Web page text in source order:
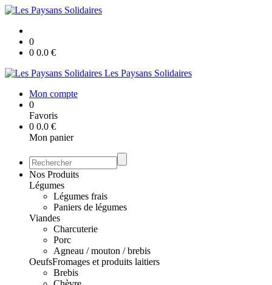
0
0 0.0 €
Les Paysans Solidaires
Mon compte
0
Favoris
0 0.0 €
Mon panier
Nos Produits
Légumes
Légumes frais
Paniers de légumes
Viandes
Charcuterie
Porc
Agneau / mouton / brebis
OeufsFromages et produits laitiers
Brebis